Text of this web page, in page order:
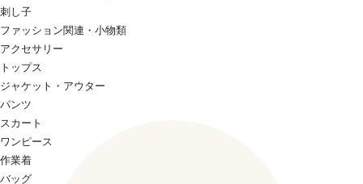
刺し子
ファッション関連・小物類
アクセサリー
トップス
ジャケット・アウター
パンツ
スカート
ワンピース
作業着
バッグ